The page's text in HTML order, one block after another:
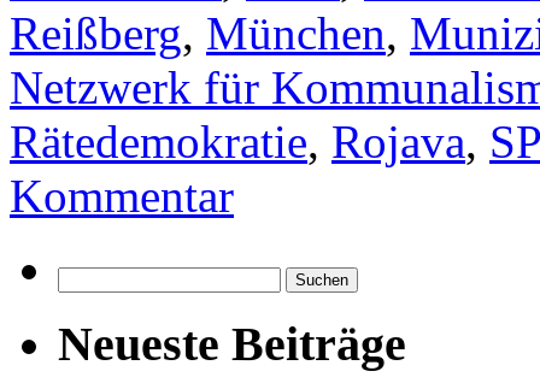
Reißberg, München,
Netzwerk für
Rätedemokratie, Rojava,
Kommentar
nach:
Neueste Beiträge